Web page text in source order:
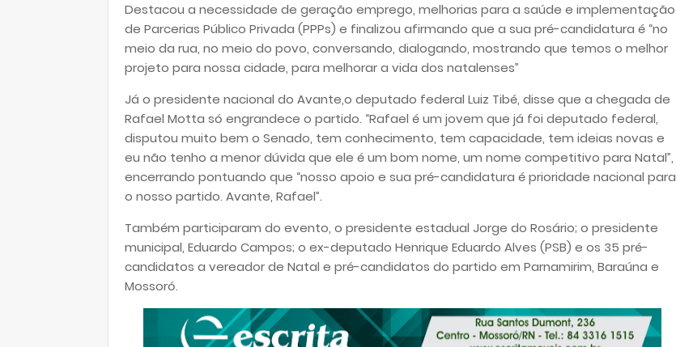
Destacou a necessidade de geração emprego, melhorias para a saúde e implementação
de Parcerias Público Privada (PPPs) e finalizou afirmando que a sua pré-candidatura é “no
meio da rua, no meio do povo, conversando, dialogando, mostrando que temos o melhor
projeto para nossa cidade, para melhorar a vida dos natalenses”
Já o presidente nacional do Avante,o deputado federal Luiz Tibé, disse que a chegada de
Rafael Motta só engrandece o partido. “Rafael é um jovem que já foi deputado federal,
disputou muito bem o Senado, tem conhecimento, tem capacidade, tem ideias novas e
eu não tenho a menor dúvida que ele é um bom nome, um nome competitivo para Natal”,
encerrando pontuando que “nosso apoio e sua pré-candidatura é prioridade nacional para
o nosso partido. Avante, Rafael”.
Também participaram do evento, o presidente estadual Jorge do Rosário; o presidente
municipal, Eduardo Campos; o ex-deputado Henrique Eduardo Alves (PSB) e os 35 pré-
candidatos a vereador de Natal e pré-candidatos do partido em Parnamirim, Baraúna e
Mossoró.